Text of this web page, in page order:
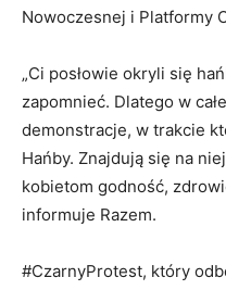
Nowoczesnej i Platformy
„Ci posłowie okryli się
zapomnieć. Dlatego w
demonstracje, w trakcie
Hańby. Znajdują się na
kobietom godność,
informuje Razem.
#CzarnyProtest, który